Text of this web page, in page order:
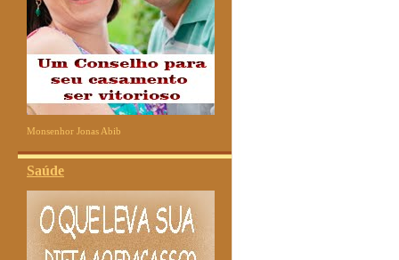
Monsenhor Jonas Abib
Saúde